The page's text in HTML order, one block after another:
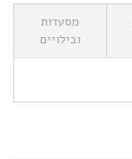
מסעדות
ובילויים